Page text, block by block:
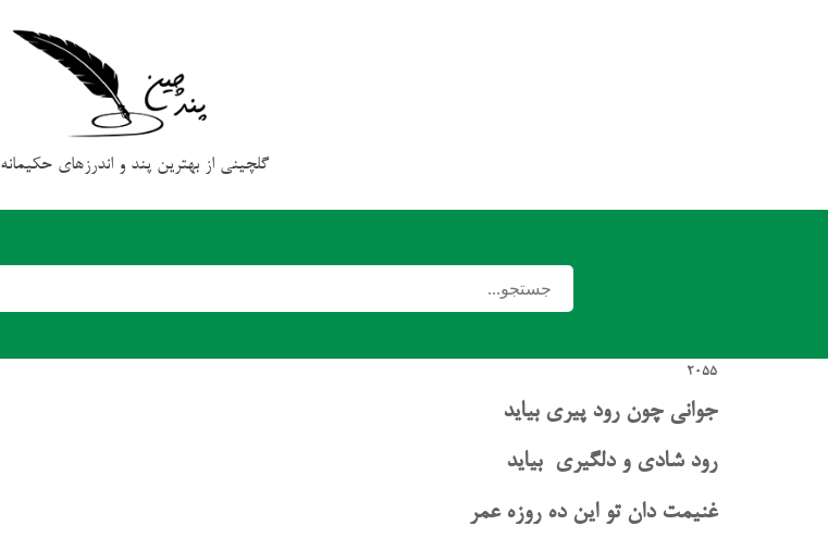
گلچینی از بهترین پند و اندرزهای حکیمانه
2055
جوانی چون رود پیری بیاید
رود شادی و دلگیری بیاید
غنیمت دان تو این ده روزه عمر